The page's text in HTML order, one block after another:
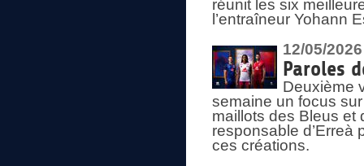
réunit les six
l’entraîneur Yohann
12/05/2026
Paroles
Deuxième
semaine un focus
maillots des Bleus et
responsable d’Erreà
ces créations.